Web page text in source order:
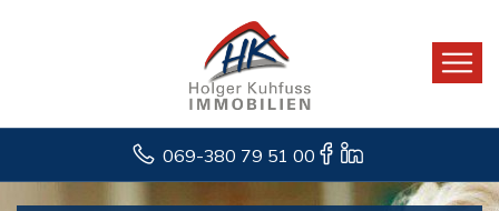
069-380 79 51 00